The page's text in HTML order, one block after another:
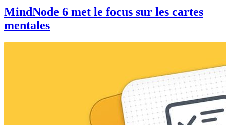
MindNode 6 met le focus sur les cartes
mentales